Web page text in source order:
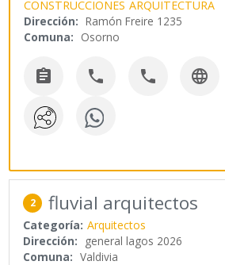
CONSTRUCCIONES ARQUITECTURA
Dirección: Ramón Freire 1235
Comuna: Osorno
   
2 fluvial arquitectos
Categoría: Arquitectos
Dirección:
general lagos 2026
Comuna: Valdivia